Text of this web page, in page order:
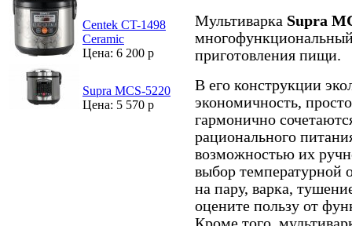
Centek CT-1498
Ceramic
Цена: 6 200 р
Supra MCS-5220
Цена: 5 570 р
Мультиварка Supra
приготовления пищи.
В его конструкции
экономичность,
гармонично
рационального
возможностью их
выбор температурной
на пару, варка,
оцените пользу от